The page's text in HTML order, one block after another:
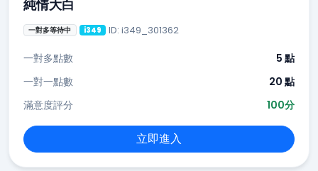
純情大白
一對多等待中 i349 ID: i349_301362
一對多點數
5 點
一對一點數
20 點
滿意度評分
100分
立即進入